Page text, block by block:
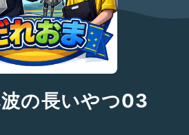
の長いやつ03